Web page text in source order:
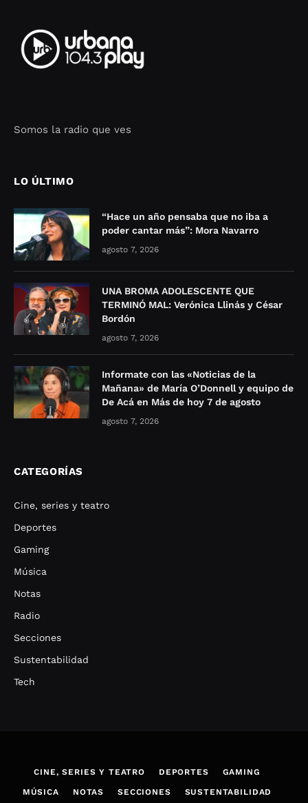
Somos la radio que ves
LO ÚLTIMO
“Hace un año pensaba que no iba a
poder cantar más”: Mora Navarro
agosto 7, 2026
UNA BROMA ADOLESCENTE QUE
TERMINÓ MAL: Verónica Llinás y César
Bordón
agosto 7, 2026
Informate con las «Noticias de la
Mañana» de María O’Donnell y equipo de
De Acá en Más de hoy 7 de agosto
agosto 7, 2026
CATEGORÍAS
Cine, series y teatro
Deportes
Gaming
Música
Notas
Radio
Secciones
Sustentabilidad
Tech
CINE, SERIES Y TEATRO DEPORTES GAMING
MÚSICA NOTAS SECCIONES SUSTENTABILIDAD